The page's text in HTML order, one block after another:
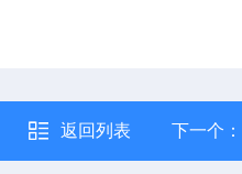
返回列表 下一个：